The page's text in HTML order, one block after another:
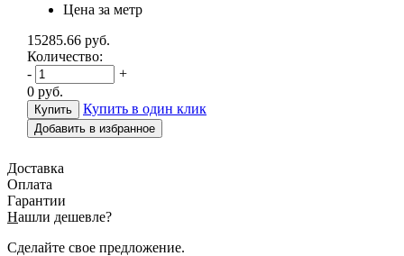
Цена за метр
15285.66 руб.
Количество:
-
+
0 руб.
Купить в один клик
Добавить в избранное
Доставка
Оплата
Гарантии
Нашли дешевле?
Сделайте свое предложение.